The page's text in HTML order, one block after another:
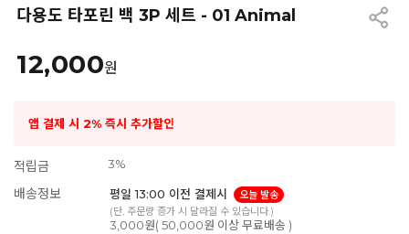
다용도 타포린 백 3P 세트 - 01 Animal
12,000원
앱 결제 시 2% 즉시 추가할인
적립금 3%
배송정보 평일 13:00 이전 결제시
오늘 발송
(단, 주문량 증가 시 달라질 수 있습니다.)
3,000원( 50,000원 이상 무료배송 )